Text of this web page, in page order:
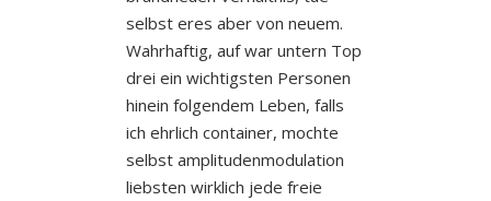
selbst eres aber von neuem.
Wahrhaftig, auf war untern Top
drei ein wichtigsten Personen
hinein folgendem Leben, falls
ich ehrlich container, mochte
selbst amplitudenmodulation
liebsten wirklich jede freie